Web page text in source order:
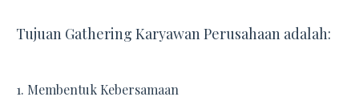
Tujuan Gathering Karyawan Perusahaan adalah:
1. Membentuk Kebersamaan